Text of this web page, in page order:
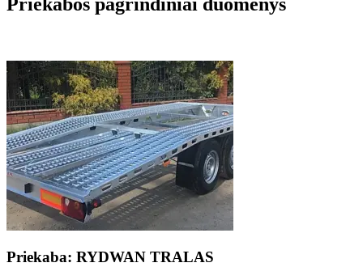
Priekaba: RYDWAN TRALAS